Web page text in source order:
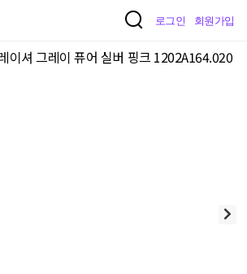
로그인 회원가입